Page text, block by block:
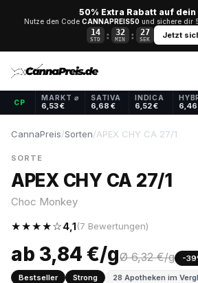
50% Extra Rabatt auf dein
Nutze den Code CANNAPREIS50und sichere dir
14
STD : 32
MIN : 26
SEK Jetzt
CP
MARKT ⌀
6,53 €
SATIVA
6,68 €
INDICA
6,52 € 6,46
CannaPreis/Sorten/APEX CHY CA 27/1
SORTE
APEX CHY CA 27/1
Choc Monkey
★★★★☆4,1(7 Bewertungen)
ab 3,84 €/gØ 6,32 €/g
-
Bestseller
Strong 28 Apotheken im